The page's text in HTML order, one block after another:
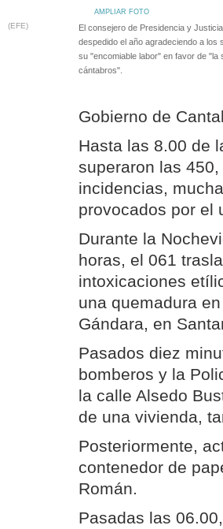
AMPLIAR FOTO
(EFE)
El consejero de Presidencia y
despedido el año agradeciendo a los
su "encomiable labor" en favor de "la
cántabros".
Gobierno de
Hasta las 8.00 de
superaron las
incidencias,
provocados por el
Durante la
horas, el 061
intoxicaciones
una quemadura
Gándara, en
Pasados diez
bomberos y la
la calle Alsedo
de una vivienda,
Posteriormente,
contenedor de
Román.
Pasadas las